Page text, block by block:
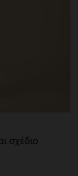
σχέδιο